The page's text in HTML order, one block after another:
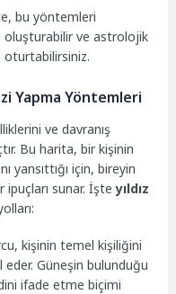
bu yöntemleri
oluşturabilir ve astrolojik
oturtabilirsiniz.
Yapma Yöntemleri
ve davranış
Bu harita, bir kişinin
yansıttığı için, bireyin
ipuçları sunar. İşteyıldız
kişinin temel kişiliğini
Güneşin bulunduğu
ifade etme biçimi